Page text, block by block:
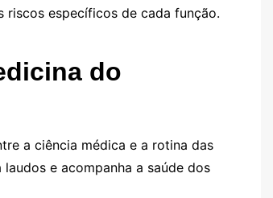
riscos específicos de cada função.
do
a ciência médica e a rotina das
e acompanha a saúde dos